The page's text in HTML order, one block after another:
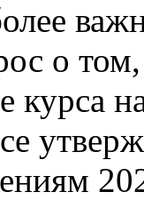
о
курса